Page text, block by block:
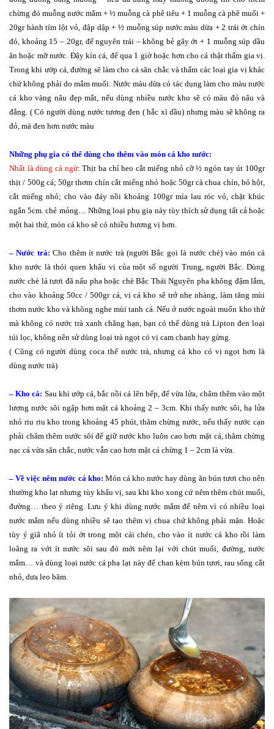
chừng đó muỗng nước mắm + ½ muỗng cà phê tiêu + 1 muỗng cà phê muối +
20gr hành tím lột vỏ, đập dập + ½ muỗng súp nước màu dừa + 2 trái ớt chín
đỏ, khoảng 15 – 20gr, để nguyên trái – không bẻ gãy ớt + 1 muỗng súp dầu
ăn hoặc mỡ nước. Đậy kín cá, để qua 1 giờ hoặc hơn cho cá thật thấm gia vị.
Trong khi ướp cá, đường sẽ làm cho cá săn chắc và thấm các loại gia vị khác
chứ không phải do mắm muối. Nước màu dừa có tác dụng làm cho màu nước
cá kho vàng nâu đẹp mắt, nếu dùng nhiều nước kho sẽ có màu đỏ nâu và
đắng. ( Có người dùng nước tương đen ( hắc xì dầu) nhưng màu sẽ không ra
đỏ, mà đen hơn nước màu
Những phụ gia có thể dùng cho thêm vào món cá kho nước:
Nhất là dùng cá ngừ: Thịt ba chỉ heo cắt miếng nhỏ cỡ ½ ngón tay út 100gr
thịt / 500g cá; 50gr thơm chín cắt miếng nhỏ hoặc 50gr cà chua chín, bỏ hột,
cắt miếng nhỏ; cho vào đáy nồi khoảng 100gr mía lau róc vỏ, chặt khúc
ngắn 5cm. chẻ mỏng… Những loại phụ gia này tùy thích sử dụng tất cả hoặc
một hai thứ, món cá kho sẽ có nhiều hương vị hơn.
– Nước trà:Cho thêm ít nước trà (người Bắc gọi là nước chè) vào món cá
kho nước là thói quen khẩu vị của một số người Trung, người Bắc. Dùng
nước chè lá tươi đã nấu pha hoặc chè Bắc Thái Nguyên pha không đậm lắm,
cho vào khoảng 50cc / 500gr cá, vị cá kho sẽ trở nhẹ nhàng, làm tăng mùi
thơm nước kho và không nghe mùi tanh cá. Nếu ở nước ngoài muốn kho thử
mà không có nước trà xanh chẳng hạn, bạn có thể dùng trà Lipton đen loại
túi lọc, không nên sử dùng loại trà ngọt có vị cam chanh hay gừng.
( Cũng có người dùng coca thế nước trà, nhưng cá kho có vị ngọt hơn là
dùng nước trà)
– Kho cá: Sau khi ướp cá, bắc nồi cá lên bếp, để vừa lửa, châm thêm vào một
lượng nước sôi ngập hơn mặt cá khoảng 2 – 3cm. Khi thấy nước sôi, hạ lửa
nhỏ riu riu kho trong khoảng 45 phút, thăm chừng nước, nếu thấy nước cạn
phải châm thêm nước sôi để giữ nước kho luôn cao hơn mặt cá, thăm chừng
nạc cá vừa săn chắc, nước vẫn cao hơn mặt cá chừng 1 – 2cm là vừa.
– Về việc nêm nước cá kho: Món cá kho nước hay dùng ăn bún tươi cho nên
thường kho lạt nhưng tùy khẩu vị, sau khi kho xong cứ nêm thêm chút muối,
đường… theo ý riêng. Lưu ý khi dùng nước mắm để nêm vì có nhiều loại
nước mắm nếu dùng nhiều sẽ tạo thêm vị chua chứ không phải mặn. Hoặc
tùy ý giã nhỏ ít tỏi ớt trong một cái chén, cho vào ít nước cá kho rồi làm
loãng ra với ít nước sôi sau đó mới nêm lại với chút muối, đường, nước
mắm… và dùng loại nước cá pha lạt này để chan kèm bún tươi, rau sống cắt
nhỏ, dưa leo băm.